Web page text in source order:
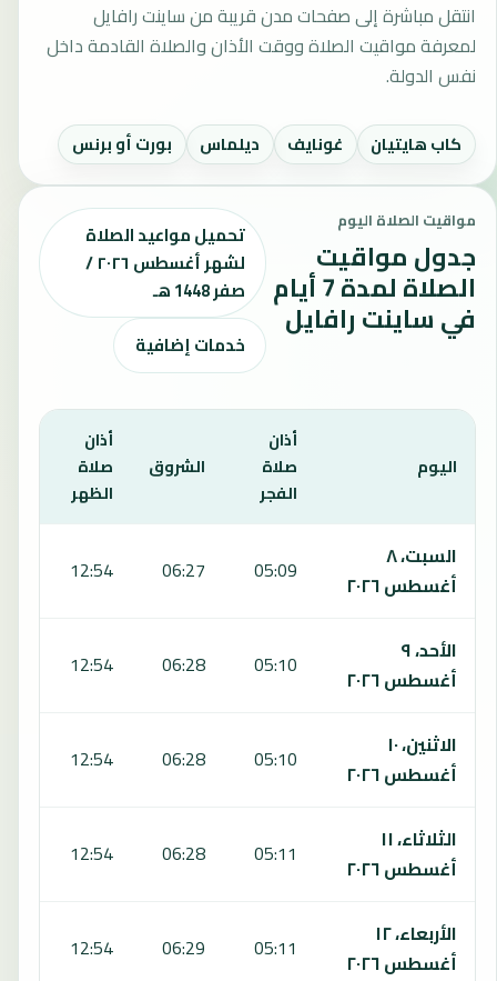
انتقل مباشرة إلى صفحات مدن قريبة من ساينت رافايل
لمعرفة مواقيت الصلاة ووقت الأذان والصلاة القادمة داخل
نفس الدولة.
كاب هايتيان غونايف ديلماس بورت أو برنس
مواقيت الصلاة اليوم
جدول مواقيت
الصلاة لمدة 7 أيام
في ساينت رافايل
تحميل مواعيد الصلاة
لشهر أغسطس ٢٠٢٦ /
صفر 1448 هـ
خدمات إضافية
اليوم
أذان
صلاة
الفجر
الشروق
أذان
صلاة
الظهر
السبت، ٨
أغسطس ٢٠٢٦
05:09
06:27
12:54
الأحد، ٩
أغسطس ٢٠٢٦
05:10
06:28
12:54
الاثنين، ١٠
أغسطس ٢٠٢٦
05:10
06:28
12:54
الثلاثاء، ١١
أغسطس ٢٠٢٦
05:11
06:28
12:54
الأربعاء، ١٢
أغسطس ٢٠٢٦
05:11
06:29
12:54